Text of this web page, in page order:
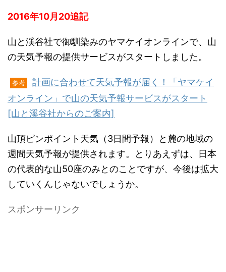
2016年10月20追記
山と渓谷社で御馴染みのヤマケイオンラインで、山
の天気予報の提供サービスがスタートしました。
参考
計画に合わせて天気予報が届く！「ヤマケイ
オンライン」で山の天気予報サービスがスタート
[山と溪谷社からのご案内]
山頂ピンポイント天気（3日間予報）と麓の地域の
週間天気予報が提供されます。とりあえずは、日本
の代表的な山50座のみとのことですが、今後は拡大
していくんじゃないでしょうか。
スポンサーリンク